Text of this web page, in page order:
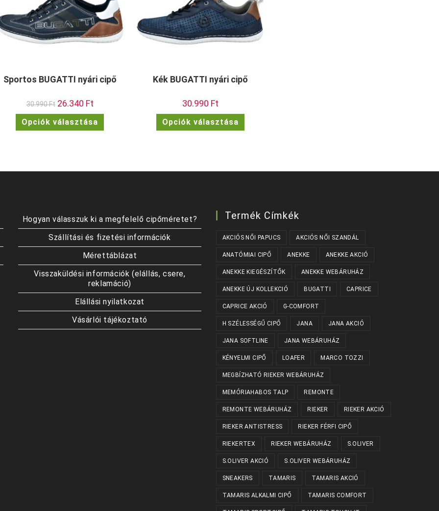
Sportos BUGATTI nyári cipő
30.990Ft Original
price
was:
30.990 Ft.
26.340 FtCurrent
price
is:
26.340 Ft.
Opciók választása
terméknek
a
Kék BUGATTI nyári cipő
30.990 Ft
Opciók választása
terméknek
a
Hogyan válasszuk ki a megfelelő cipőméretet?
Szállítási és fizetési információk
Mérettáblázat
Visszaküldési információk (elállás, csere,
reklamáció)
Elállási nyilatkozat
Vásárlói tájékoztató
Termék Címkék
AKCIÓS NŐI PAPUCS AKCIÓS NŐI SZANDÁL
ANATÓMIAI CIPŐ ANEKKE ANEKKE AKCIÓ
ANEKKE KIEGÉSZÍTŐK ANEKKE WEBÁRUHÁZ
ANEKKE ÚJ KOLLEKCIÓ BUGATTI CAPRICE
CAPRICE AKCIÓ G-COMFORT
H SZÉLESSÉGŰ CIPŐ JANA JANA AKCIÓ
JANA SOFTLINE JANA WEBÁRUHÁZ
KÉNYELMI CIPŐ LOAFER MARCO TOZZI
MEGBÍZHATÓ RIEKER WEBÁRUHÁZ
MEMÓRIAHABOS TALP REMONTE
REMONTE WEBÁRUHÁZ RIEKER RIEKER AKCIÓ
RIEKER ANTISTRESS RIEKER FÉRFI CIPŐ
RIEKERTEX RIEKER WEBÁRUHÁZ S.OLIVER
S.OLIVER AKCIÓ S.OLIVER WEBÁRUHÁZ
SNEAKERS TAMARIS TAMARIS AKCIÓ
TAMARIS ALKALMI CIPŐ TAMARIS COMFORT